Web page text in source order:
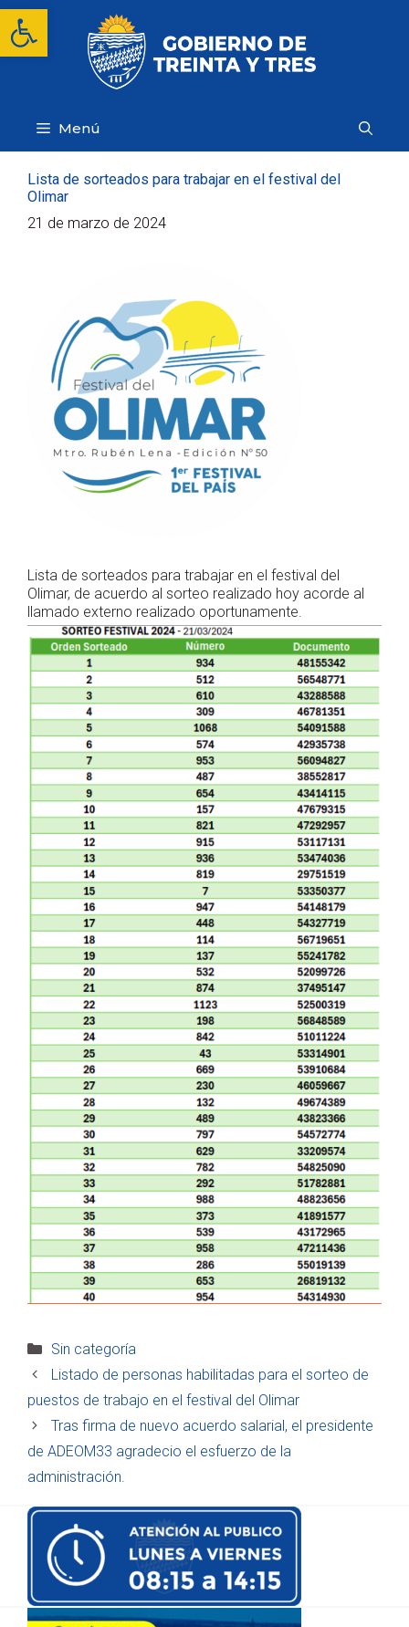
Abrir barra de herramientas
Saltar
contenido
Menú
Lista de sorteados para trabajar en el festival del
Olimar
21 de marzo de 2024
Lista de sorteados para trabajar en el festival del
Olimar, de acuerdo al sorteo realizado hoy acorde al
llamado externo realizado oportunamente.
Categorías
Sin categoría
Listado de personas habilitadas para el sorteo de
puestos de trabajo en el festival del Olimar
Tras firma de nuevo acuerdo salarial, el presidente
de ADEOM33 agradecio el esfuerzo de la
administración.